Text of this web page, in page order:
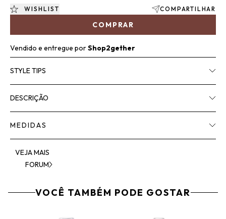
COMPRAR
WISHLIST COMPARTILHAR
Vendido e entregue porShop2gether
STYLE TIPS
DESCRIÇÃO
MEDIDAS
VEJA MAIS
FORUM
VOCÊ TAMBÉM PODE GOSTAR